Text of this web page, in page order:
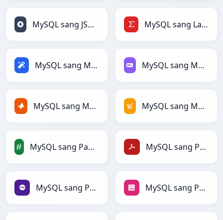
MySQL sang JSONLines MySQL sang LaTeX
MySQL sang Magic MySQL sang Markdown
MySQL sang MATLAB MySQL sang MediaWiki
MySQL sang PandasDataFrame MySQL sang PDF
MySQL sang PHP MySQL sang PNG